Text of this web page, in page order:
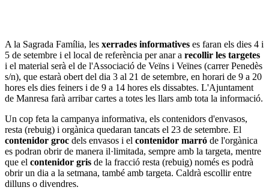
A la Sagrada Família, les xerrades informatives es faran els dies 4 i
5 de setembre i el local de referència per anar a recollir les targetes
i el material serà el de l'Associació de Veïns i Veïnes (carrer Penedès
s/n), que estarà obert del dia 3 al 21 de setembre, en horari de 9 a 20
hores els dies feiners i de 9 a 14 hores els dissabtes. L'Ajuntament
de Manresa farà arribar cartes a totes les llars amb tota la informació.
Un cop feta la campanya informativa, els contenidors d'envasos,
resta (rebuig) i orgànica quedaran tancats el 23 de setembre. El
contenidor groc dels envasos i el contenidor marró de l'orgànica
es podran obrir de manera il·limitada, sempre amb la targeta, mentre
que el contenidor gris de la fracció resta (rebuig) només es podrà
obrir un dia a la setmana, també amb targeta. Caldrà escollir entre
dilluns o divendres.